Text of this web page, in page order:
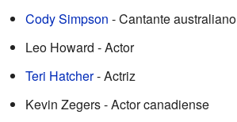
Cody Simpson - Cantante australiano
Leo Howard - Actor
Teri Hatcher- Actriz
Kevin Zegers - Actor canadiense